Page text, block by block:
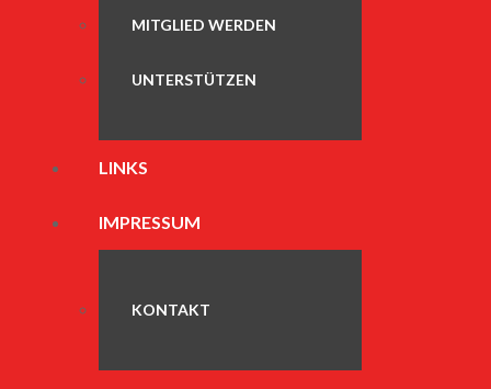
MITGLIED WERDEN
UNTERSTÜTZEN
LINKS
IMPRESSUM
KONTAKT